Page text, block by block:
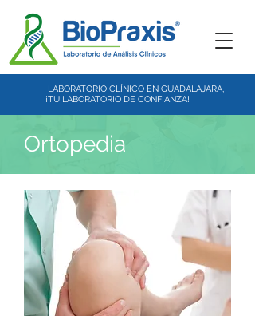
LABORATORIO CLÍNICO EN GUADALAJARA,
¡TU LABORATORIO DE CONFIANZA!
Ortopedia